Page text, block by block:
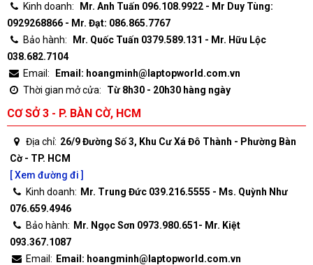
Kinh doanh:
Mr. Anh Tuấn 096.108.9922 - Mr Duy Tùng:
0929268866 - Mr. Đạt: 086.865.7767
Bảo hành:
Mr. Quốc Tuấn 0379.589.131 - Mr. Hữu Lộc
038.682.7104
Email:
Email: hoangminh@laptopworld.com.vn
Thời gian mở cửa:
Từ 8h30 - 20h30 hàng ngày
CƠ SỞ 3 - P. BÀN CỜ, HCM
Địa chỉ: 26/9 Đường Số 3, Khu Cư Xá Đô Thành - Phường Bàn
Cờ - TP. HCM
[ Xem đường đi ]
Kinh doanh: Mr. Trung Đức 039.216.5555 - Ms. Quỳnh Như
076.659.4946
Bảo hành: Mr. Ngọc Sơn 0973.980.651- Mr. Kiệt
093.367.1087
Email: Email: hoangminh@laptopworld.com.vn